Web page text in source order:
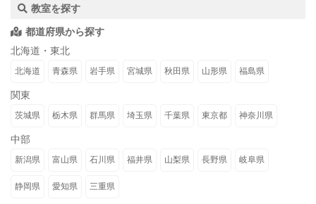
教室を探す
都道府県から探す
北海道・東北
北海道 青森県 岩手県 宮城県 秋田県 山形県 福島県
関東
茨城県 栃木県 群馬県 埼玉県 千葉県 東京都 神奈川県
中部
新潟県 富山県 石川県 福井県 山梨県 長野県 岐阜県
静岡県 愛知県 三重県